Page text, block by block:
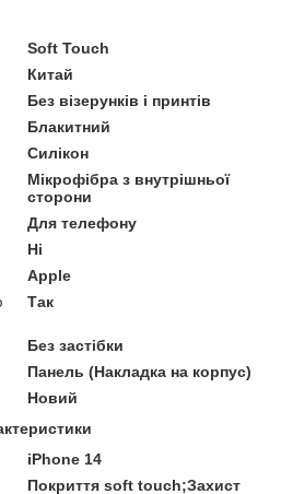
Soft Touch
Китай
Без візерунків і принтів
Блакитний
Силікон
Мікрофібра з внутрішньої
сторони
Для телефону
Ні
Apple
Так
Без застібки
Панель (Накладка на корпус)
Новий
iPhone 14
Покриття soft touch;Захист